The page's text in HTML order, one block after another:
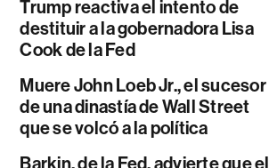
Trump reactiva el intento de
destituir a la gobernadora Lisa
Cook de la Fed
Muere John Loeb Jr., el sucesor
de una dinastía de Wall Street
que se volcó a la política
Barkin, de la Fed, advierte que el